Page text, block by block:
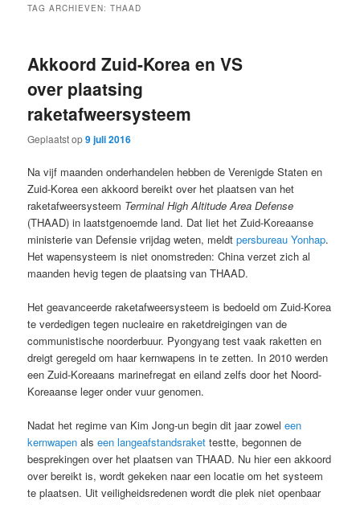
TAG ARCHIEVEN:THAAD
Akkoord Zuid-Korea en VS
over plaatsing
raketafweersysteem
Geplaatst op9 juli 2016
Na vijf maanden onderhandelen hebben de Verenigde Staten en
Zuid-Korea een akkoord bereikt over het plaatsen van het
raketafweersysteem Terminal High Altitude Area Defense
(THAAD) in laatstgenoemde land. Dat liet het Zuid-Koreaanse
ministerie van Defensie vrijdag weten, meldtpersbureau Yonhap.
Het wapensysteem is niet onomstreden: China verzet zich al
maanden hevig tegen de plaatsing van THAAD.
Het geavanceerde raketafweersysteem is bedoeld om Zuid-Korea
te verdedigen tegen nucleaire en raketdreigingen van de
communistische noorderbuur. Pyongyang test vaak raketten en
dreigt geregeld om haar kernwapens in te zetten. In 2010 werden
een Zuid-Koreaans marinefregat en eiland zelfs door het Noord-
Koreaanse leger onder vuur genomen.
Nadat het regime van Kim Jong-un begin dit jaar zoweleen
kernwapen alseen langeafstandsraket testte, begonnen de
besprekingen over het plaatsen van THAAD. Nu hier een akkoord
over bereikt is, wordt gekeken naar een locatie om het systeem
te plaatsen. Uit veiligheidsredenen wordt die plek niet openbaar